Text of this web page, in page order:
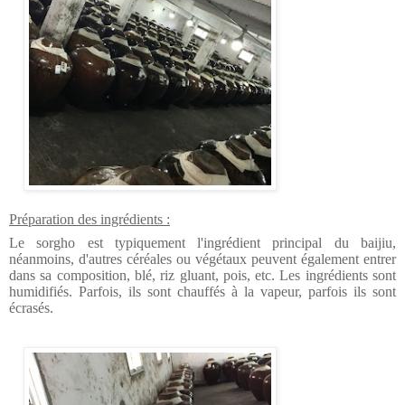
Préparation des ingrédients :
Le sorgho est typiquement l'ingrédient principal du baijiu,
néanmoins, d'autres céréales ou végétaux peuvent également entrer
dans sa composition, blé, riz gluant, pois, etc.Les ingrédients sont
humidifiés. Parfois, ils sont chauffés à la vapeur, parfois ils sont
écrasés.